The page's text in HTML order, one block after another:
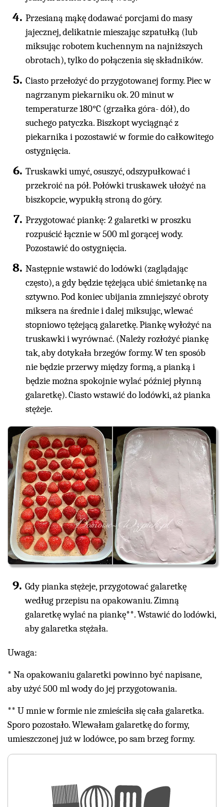
Przesianą mąkę dodawać porcjami do masy
jajecznej, delikatnie mieszając szpatułką (lub
miksując robotem kuchennym na najniższych
obrotach), tylko do połączenia się składników.
Ciasto przełożyć do przygotowanej formy. Piec w
nagrzanym piekarniku ok. 20 minut w
temperaturze 180°C (grzałka góra- dół), do
suchego patyczka. Biszkopt wyciągnąć z
piekarnika i pozostawić w formie do całkowitego
ostygnięcia.
Truskawki umyć, osuszyć, odszypułkować i
przekroić na pół. Połówki truskawek ułożyć na
biszkopcie, wypukłą stroną do góry.
Przygotować piankę: 2 galaretki w proszku
rozpuścić łącznie w 500 ml gorącej wody.
Pozostawić do ostygnięcia.
Następnie wstawić do lodówki (zaglądając
często), a gdy będzie tężejąca ubić śmietankę na
sztywno. Pod koniec ubijania zmniejszyć obroty
miksera na średnie i dalej miksując, wlewać
stopniowo tężejącą galaretkę. Piankę wyłożyć na
truskawki i wyrównać. (Należy rozłożyć piankę
tak, aby dotykała brzegów formy. W ten sposób
nie będzie przerwy między formą, a pianką i
będzie można spokojnie wylać później płynną
galaretkę). Ciasto wstawić do lodówki, aż pianka
stężeje.
Gdy pianka stężeje, przygotować galaretkę
według przepisu na opakowaniu. Zimną
galaretkę wylać na piankę**. Wstawić do lodówki,
aby galaretka stężała.
Uwaga:
* Na opakowaniu galaretki powinno być napisane,
aby użyć 500 ml wody do jej przygotowania.
** U mnie w formie nie zmieściła się cała galaretka.
Sporo pozostało. Wlewałam galaretkę do formy,
umieszczonej już w lodówce, po sam brzeg formy.